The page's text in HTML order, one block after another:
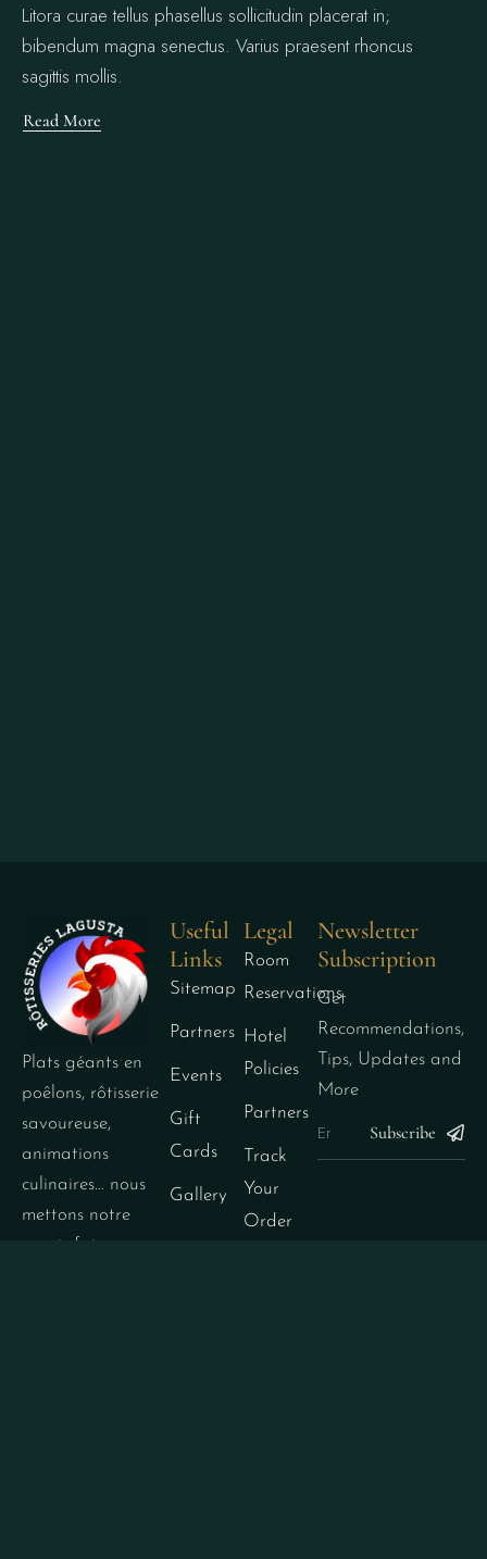
Litora curae tellus phasellus sollicitudin placerat in;
bibendum magna senectus. Varius praesent rhoncus
sagittis mollis.
Read More
Plats géants en
poêlons, rôtisserie
savoureuse,
animations
culinaires… nous
mettons notre
savoir-faire au
Useful
Links
Sitemap
Partners
Events
Gift
Cards
Gallery
Legal
Room
Reservations
Hotel
Policies
Partners
Track
Your
Order
Newsletter
Subscription
Get
Recommendations,
Tips, Updates and
More
Subscribe